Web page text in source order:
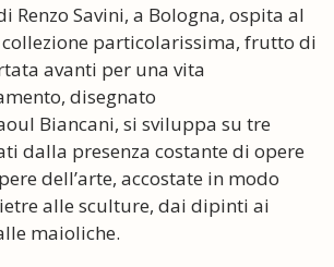
Renzo Savini, a Bologna, ospita al
particolarissima, frutto di
avanti per una vita
disegnato
Biancani, si sviluppa su tre
dalla presenza costante di opere
dell’arte, accostate in modo
alle sculture, dai dipinti ai
maioliche.